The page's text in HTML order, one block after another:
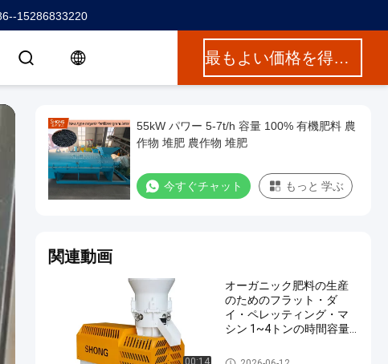
15286833220
最もよい価格を得なさい
55kW パワー 5-7t/h 容量 100% 有機肥料 農
作物 堆肥 農作物 堆肥
今すぐチャット もっと 学ぶ
関連動画
00:14
オーガニック肥料の生産
のためのフラット・ダ
イ・ペレッティング・マ
シン 1~4トンの時間容量
有機肥料の造粒機